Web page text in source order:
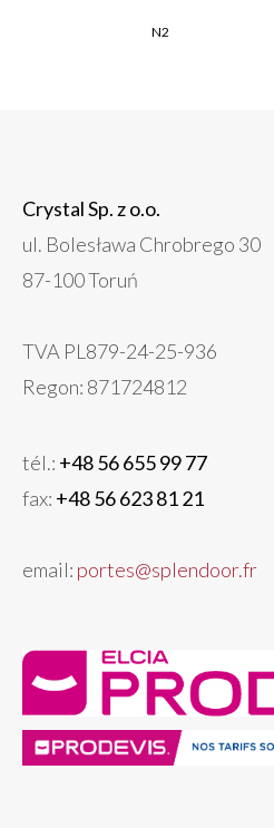
N2
Crystal Sp. z o.o.
ul. Bolesława Chrobrego 30
87-100 Toruń
TVA PL879-24-25-936
Regon: 871724812
tél.: +48 56 655 99 77
fax: +48 56 623 81 21
email: portes@splendoor.fr